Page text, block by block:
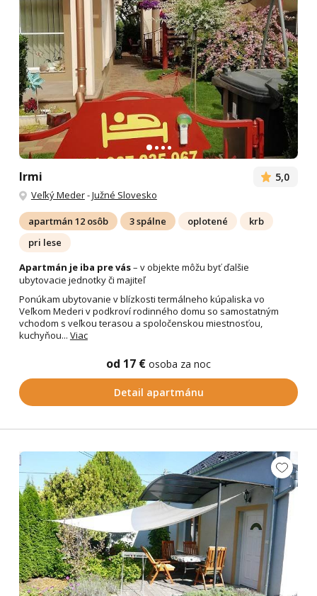
Irmi 5,0
Veľký Meder-Južné Slovesko
apartmán 12 osôb 3 spálne oplotené
krb
pri lese
Apartmán je iba pre vás– v objekte môžu byť ďalšie
ubytovacie jednotky či majiteľ
Ponúkam ubytovanie v blízkosti termálneho kúpaliska vo
Veľkom Mederi v podkroví rodinného domu so samostatným
vchodom s veľkou terasou a spoločenskou miestnosťou,
kuchyňou... Viac
od 17 € osoba za noc
Detail apartmánu